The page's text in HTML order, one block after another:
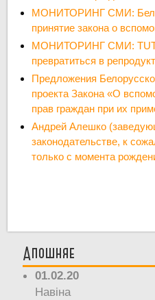
МОНИТОРИНГ СМИ:
принятие закона о
МОНИТОРИНГ СМИ:
превратиться в
Предложения
проекта Закона «О
прав граждан при их
Андрей Алешко
законодательстве, к
только с момента
Апошняе
01.02.20
Навіна